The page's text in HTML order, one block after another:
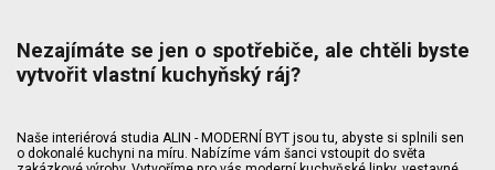
Nezajímáte se jen o spotřebiče, ale chtěli byste
vytvořit vlastní kuchyňský ráj?
Naše interiérová studia ALIN - MODERNÍ BYT jsou tu, abyste si splnili sen
o dokonalé kuchyni na míru. Nabízíme vám šanci vstoupit do světa